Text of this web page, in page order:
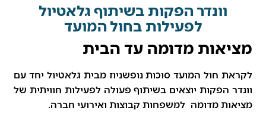
וונדר הפקות בשיתוף גלאטיול
לפעילות בחול המועד
מדומה עד הבית
חול המועד סוכות נופשניוז מבית גלאטיול יחד עם
הפקות יוצאים בשיתוף פעולה לפעילות חוויתית של
מדומה למשפחות קבוצות ואירועי חברה.